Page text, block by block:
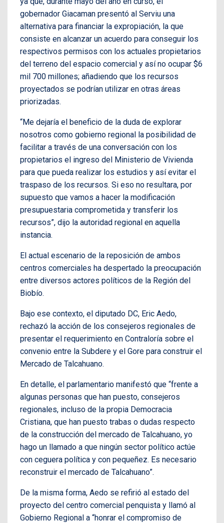
gobernador Giacaman presentó al Serviu una
alternativa para financiar la expropiación, la que
consiste en alcanzar un acuerdo para conseguir los
respectivos permisos con los actuales propietarios
del terreno del espacio comercial y así no ocupar $6
mil 700 millones; añadiendo que los recursos
proyectados se podrían utilizar en otras áreas
priorizadas.
“Me dejaría el beneficio de la duda de explorar
nosotros como gobierno regional la posibilidad de
facilitar a través de una conversación con los
propietarios el ingreso del Ministerio de Vivienda
para que pueda realizar los estudios y así evitar el
traspaso de los recursos. Si eso no resultara, por
supuesto que vamos a hacer la modificación
presupuestaria comprometida y transferir los
recursos”, dijo la autoridad regional en aquella
instancia.
El actual escenario de la reposición de ambos
centros comerciales ha despertado la preocupación
entre diversos actores políticos de la Región del
Biobío.
Bajo ese contexto, el diputado DC, Eric Aedo,
rechazó la acción de los consejeros regionales de
presentar el requerimiento en Contraloría sobre el
convenio entre la Subdere y el Gore para construir el
Mercado de Talcahuano.
En detalle, el parlamentario manifestó que “frente a
algunas personas que han puesto, consejeros
regionales, incluso de la propia Democracia
Cristiana, que han puesto trabas o dudas respecto
de la construcción del mercado de Talcahuano, yo
hago un llamado a que ningún sector político actúe
con ceguera política y con pequeñez. Es necesario
reconstruir el mercado de Talcahuano”.
De la misma forma, Aedo se refirió al estado del
proyecto del centro comercial penquista y llamó al
Gobierno Regional a “honrar el compromiso de